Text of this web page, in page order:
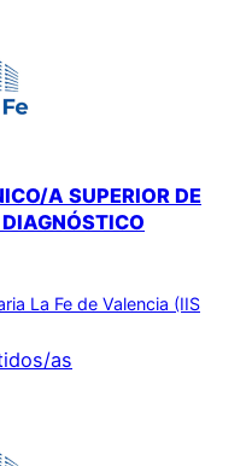
A SUPERIOR DE
La Fe de Valencia (IIS
as